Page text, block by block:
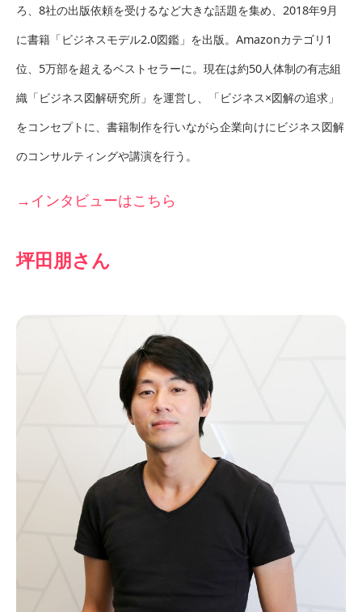
ろ、8社の出版依頼を受けるなど大きな話題を集め、2018年9月
に書籍「ビジネスモデル2.0図鑑」を出版。Amazonカテゴリ1
位、5万部を超えるベストセラーに。現在は約50人体制の有志組
織「ビジネス図解研究所」を運営し、「ビジネス×図解の追求」
をコンセプトに、書籍制作を行いながら企業向けにビジネス図解
のコンサルティングや講演を行う。
→インタビューはこちら
坪田朋さん